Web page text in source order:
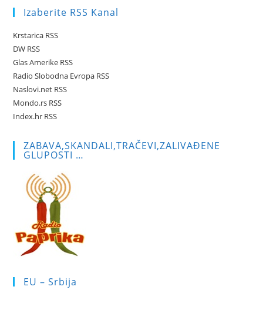
Izaberite RSS Kanal
Krstarica RSS
DW RSS
Glas Amerike RSS
Radio Slobodna Evropa RSS
Naslovi.net RSS
Mondo.rs RSS
Index.hr RSS
ZABAVA,SKANDALI,TRAČEVI,ZALIVAĐENE
GLUPOSTI …
EU – Srbija